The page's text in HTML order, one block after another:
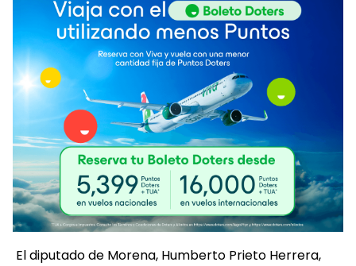
El diputado de Morena, Humberto Prieto Herrera,